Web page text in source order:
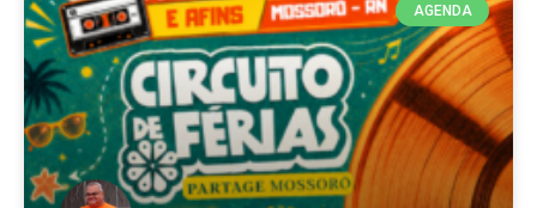
AGENDA